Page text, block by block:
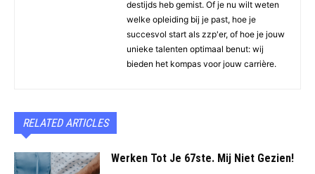
destijds heb gemist. Of je nu wilt weten
welke opleiding bij je past, hoe je
succesvol start als zzp'er, of hoe je jouw
unieke talenten optimaal benut: wij
bieden het kompas voor jouw carrière.
RELATED ARTICLES
Werken Tot Je 67ste. Mij Niet Gezien!